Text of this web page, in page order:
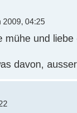
2009, 04:25
mühe und
davon,